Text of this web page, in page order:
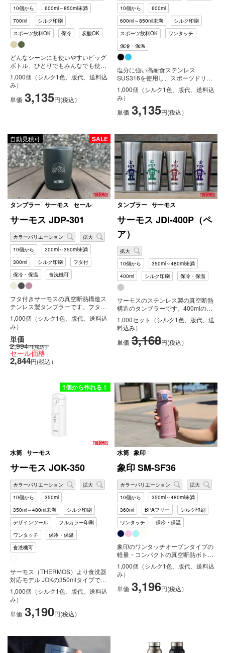
10個から
600ml～850ml未満
700ml
シルク印刷
スポーツ飲料OK
保冷 炭酸OK
どんなシーンにも使いやすいビッグ
ボトル、ひとりでもみんなでも使え
る大容量と、持ちやすい取っ手付き
はど...
1,000個（シルク1色、版代、送料込
み）
単価 3,135円(税込）
10個から
600ml
600ml～850ml未満
シルク印刷
スポーツ飲料OK
ワンタッチ
保冷・保温
塩分に強い高耐食ステンレス
SUS316を使用し、スポーツドリン
クにも対応、口当たりがいい飲みや
すい飲...
1,000個（シルク1色、版代、送料込
み）
単価 3,135円(税込）
自動見積可 SALE
タンブラー サーモス セール
サーモス JDP-301
カラーバリエーション
拡大
10個から
200ml～350ml未満
300ml
シルク印刷
フタ付
保冷・保温
食洗機可
フタ付きサーモスの真空断熱構造ス
テンレス製タンブラーです。フタ付
きなのでほこりを防ぎ、保温効果も
UP...
1,000個（シルク1色、版代、送料込
み）
単価
2,994円(税込）
セール価格
2,844円(税込）
タンブラー サーモス
サーモス JDI-400P（ペ
ア）
拡大
10個から
350ml～480ml未満
400ml
シルク印刷 保冷・保温
サーモスのステンレス製の真空断熱
構造のタンブラーです。400mlの
JDI-400の2本ペアセットです...
1,000セット（シルク1色、版代、送
料込み）
単価 3,168円(税込）
1個から作れる！
水筒 サーモス
サーモス JOK-350
カラーバリエーション
拡大
10個から
350ml
350ml～480ml未満
シルク印刷
デザインツール
フルカラー印刷
ワンタッチ
保冷・保温
食洗機可
サーモス（THERMOS）より食洗器
対応モデル JOKの350mlタイプで
す、魔法びん構造だから高い...
1,000個（シルク1色、版代、送料込
み）
単価 3,190円(税込）
水筒 象印
象印 SM-SF36
カラーバリエーション
拡大
10個から
350ml～480ml未満
360ml
BPAフリー
シルク印刷
ワンタッチ
保冷・保温
象印のワンタッチオープンタイプの
軽量・コンパクトの真空断熱ボトル
です。内面フッ素コート、エアーベ
ント...
1,000個（シルク1色、版代、送料込
み）
単価 3,196円(税込）